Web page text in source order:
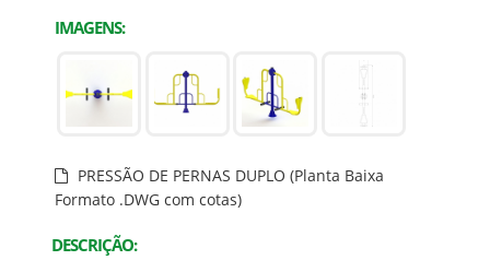
IMAGENS:
PRESSÃO DE PERNAS DUPLO (Planta Baixa
Formato .DWG com cotas)
DESCRIÇÃO: